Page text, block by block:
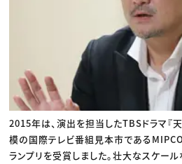
2015年は、演出を担当したTBSドラマ『
模の国際テレビ番組見本市である
ランプリを受賞しました。壮大なスケー